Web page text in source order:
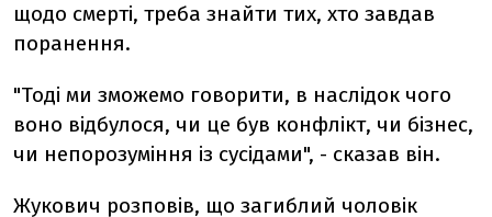
щодо смерті, треба знайти тих, хто завдав
поранення.
"Тоді ми зможемо говорити, в наслідок чого
воно відбулося, чи це був конфлікт, чи бізнес,
чи непорозуміння із сусідами", - сказав він.
Жукович розповів, що загиблий чоловік